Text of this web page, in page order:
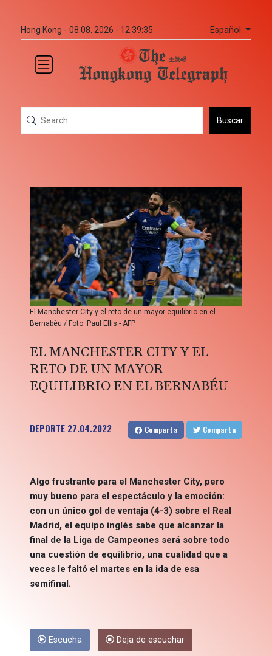
Hong Kong - 08.08. 2026 - 12:39:35 Español
Buscar
El Manchester City y el reto de un mayor equilibrio en el
Bernabéu / Foto: Paul Ellis - AFP
EL MANCHESTER CITY Y EL
RETO DE UN MAYOR
EQUILIBRIO EN EL BERNABÉU
DEPORTE 27.04.2022 Comparta Comparta
Algo frustrante para el Manchester City, pero
muy bueno para el espectáculo y la emoción:
con un único gol de ventaja (4-3) sobre el Real
Madrid, el equipo inglés sabe que alcanzar la
final de la Liga de Campeones será sobre todo
una cuestión de equilibrio, una cualidad que a
veces le faltó el martes en la ida de esa
semifinal.
Escucha Deja de escuchar